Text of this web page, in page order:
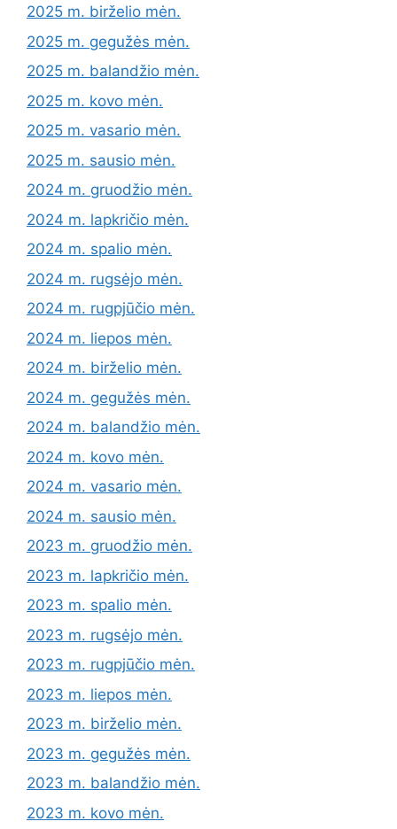
2025 m. birželio mėn.
2025 m. gegužės mėn.
2025 m. balandžio mėn.
2025 m. kovo mėn.
2025 m. vasario mėn.
2025 m. sausio mėn.
2024 m. gruodžio mėn.
2024 m. lapkričio mėn.
2024 m. spalio mėn.
2024 m. rugsėjo mėn.
2024 m. rugpjūčio mėn.
2024 m. liepos mėn.
2024 m. birželio mėn.
2024 m. gegužės mėn.
2024 m. balandžio mėn.
2024 m. kovo mėn.
2024 m. vasario mėn.
2024 m. sausio mėn.
2023 m. gruodžio mėn.
2023 m. lapkričio mėn.
2023 m. spalio mėn.
2023 m. rugsėjo mėn.
2023 m. rugpjūčio mėn.
2023 m. liepos mėn.
2023 m. birželio mėn.
2023 m. gegužės mėn.
2023 m. balandžio mėn.
2023 m. kovo mėn.